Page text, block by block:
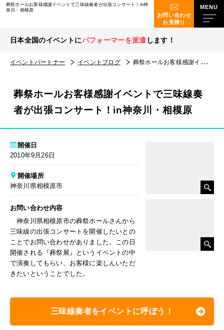
葬祭ホールお客様感謝イベントで三味線奏者が出張コンサート！in神
奈川・相模原
お問い合わせ
お見積り
日本全国のイベントにパフォーマーを派遣 します！
イベントパートナー イベントブログ 葬祭ホールお客様感謝イベントで三味線奏者が出張コンサート！in神奈川・相模原
葬祭ホールお客様感謝イベントで三味線奏
者が出張コンサート！in神奈川・相模原
開催日
2010年9月26日
開催場所
神奈川県相模原市
お問い合わせ内容
神奈川県相模原市の葬祭ホールさんから
三味線の出張コンサートを開催したいとの
ことでお問い合わせがありました。この日
開催される『葬祭展』というイベントの中
で演奏してもらい、お客様に楽しんいただ
きたいということでした。
三味線奏者をイベントに呼ぼう！